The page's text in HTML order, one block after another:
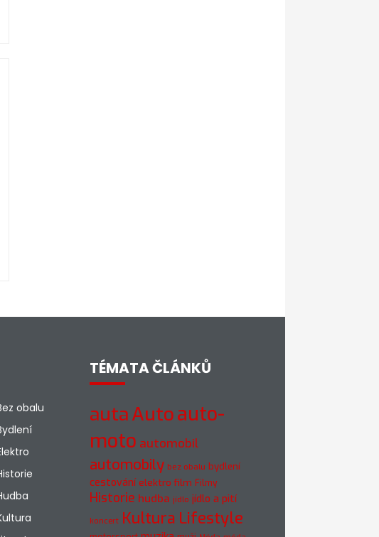
obalu
TÉMATA ČLÁNKŮ
autaAutoauto-
moto automobil
automobily bez obalu bydlení
cestování elektro film Filmy
Historie hudba jídlo jídlo a pití
koncert Kultura Lifestyle